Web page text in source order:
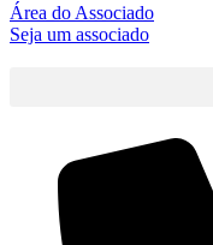
Área do Associado
Seja um associado